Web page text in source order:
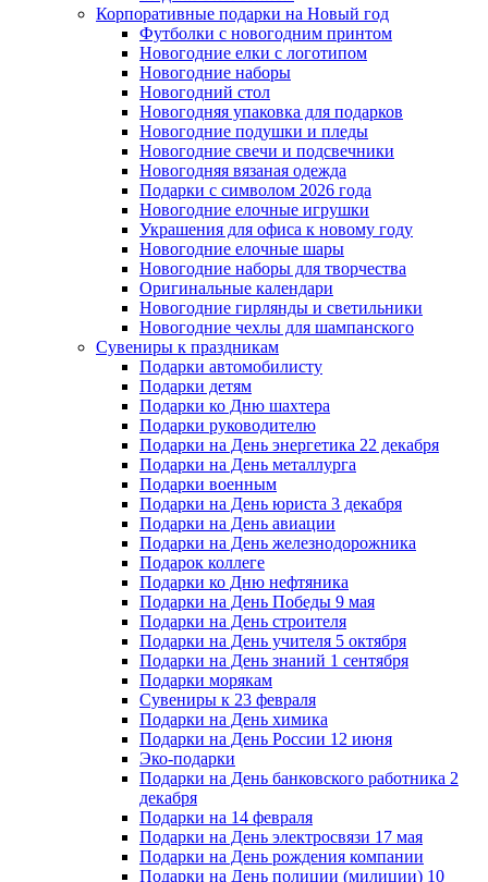
Корпоративные подарки на Новый год
Футболки с новогодним принтом
Новогодние елки с логотипом
Новогодние наборы
Новогодний стол
Новогодняя упаковка для подарков
Новогодние подушки и пледы
Новогодние свечи и подсвечники
Новогодняя вязаная одежда
Подарки с символом 2026 года
Новогодние елочные игрушки
Украшения для офиса к новому году
Новогодние елочные шары
Новогодние наборы для творчества
Оригинальные календари
Новогодние гирлянды и светильники
Новогодние чехлы для шампанского
Сувениры к праздникам
Подарки автомобилисту
Подарки детям
Подарки ко Дню шахтера
Подарки руководителю
Подарки на День энергетика 22 декабря
Подарки на День металлурга
Подарки военным
Подарки на День юриста 3 декабря
Подарки на День авиации
Подарки на День железнодорожника
Подарок коллеге
Подарки ко Дню нефтяника
Подарки на День Победы 9 мая
Подарки на День строителя
Подарки на День учителя 5 октября
Подарки на День знаний 1 сентября
Подарки морякам
Сувениры к 23 февраля
Подарки на День химика
Подарки на День России 12 июня
Эко-подарки
Подарки на День банковского работника 2
декабря
Подарки на 14 февраля
Подарки на День электросвязи 17 мая
Подарки на День рождения компании
Подарки на День полиции (милиции) 10